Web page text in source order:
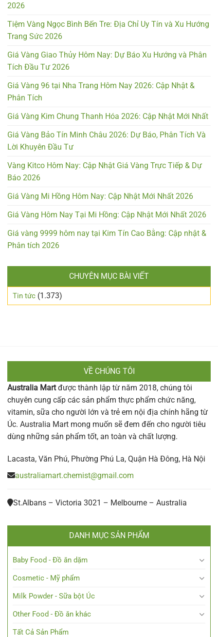
2026
Tiệm Vàng Ngọc Bình Bến Tre: Địa Chỉ Uy Tín và Xu Hướng
Trang Sức 2026
Giá Vàng Giao Thủy Hôm Nay: Dự Báo Xu Hướng và Phân
Tích Đầu Tư 2026
Giá Vàng 96 tại Nha Trang Hôm Nay 2026: Cập Nhật &
Phân Tích
Giá Vàng Kim Chung Thanh Hóa 2026: Cập Nhật Mới Nhất
Giá Vàng Bảo Tín Minh Châu 2026: Dự Báo, Phân Tích Và
Lời Khuyên Đầu Tư
Vàng Kitco Hôm Nay: Cập Nhật Giá Vàng Trực Tiếp & Dự
Báo 2026
Giá Vàng Mi Hồng Hôm Nay: Cập Nhật Mới Nhất 2026
Giá Vàng Hôm Nay Tại Mi Hồng: Cập Nhật Mới Nhất 2026
Giá vàng 9999 hôm nay tại Kim Tín Cao Bằng: Cập nhật &
Phân tích 2026
CHUYÊN MỤC BÀI VIẾT
Tin tức (1.373)
VỀ CHÚNG TÔI
Australia Martđược thành lập từ năm 2018, chúng tôi
chuyên cung cấp các sản phẩm thực phẩm chức năng,
vitamin, sữa cho người lớn và trẻ em nội địa chính hãng từ
Úc. Australia Mart mong muốn sẽ đem đến cho người tiêu
dùng những sản phẩm tốt, an toàn và chất lượng.
Lacasta, Văn Phú, Phường Phú La, Quận Hà Đông, Hà Nội
australiamart.chemist@gmail.com
St.Albans – Victoria 3021 – Melbourne – Australia
DANH MỤC SẢN PHẨM
Baby Food - Đồ ăn dặm
Cosmetic - Mỹ phẩm
Milk Powder - Sữa bột Úc
Other Food - Đồ ăn khác
Tất Cả Sản Phẩm